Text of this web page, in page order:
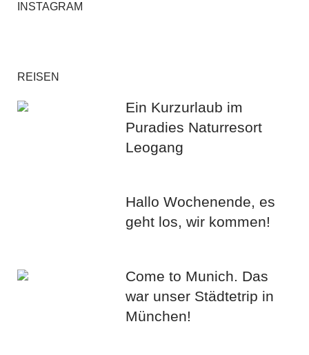
INSTAGRAM
REISEN
Ein Kurzurlaub im
Puradies Naturresort
Leogang
Hallo Wochenende, es
geht los, wir kommen!
Come to Munich. Das
war unser Städtetrip in
München!